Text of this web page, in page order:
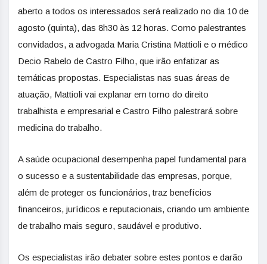
aberto a todos os interessados será realizado no dia 10 de
agosto (quinta), das 8h30 às 12 horas. Como palestrantes
convidados, a advogada Maria Cristina Mattioli e o médico
Decio Rabelo de Castro Filho, que irão enfatizar as
temáticas propostas. Especialistas nas suas áreas de
atuação, Mattioli vai explanar em torno do direito
trabalhista e empresarial e Castro Filho palestrará sobre
medicina do trabalho.
A saúde ocupacional desempenha papel fundamental para
o sucesso e a sustentabilidade das empresas, porque,
além de proteger os funcionários, traz benefícios
financeiros, jurídicos e reputacionais, criando um ambiente
de trabalho mais seguro, saudável e produtivo.
Os especialistas irão debater sobre estes pontos e darão